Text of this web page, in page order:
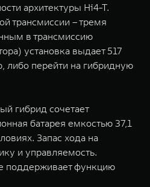
архитектуры Hi4-T.
трансмиссии – тремя
в трансмиссию
установка выдает 517
либо перейти на гибридную
гибрид сочетает
батарея емкостью 37,1
Запас хода на
и управляемость.
поддерживает функцию